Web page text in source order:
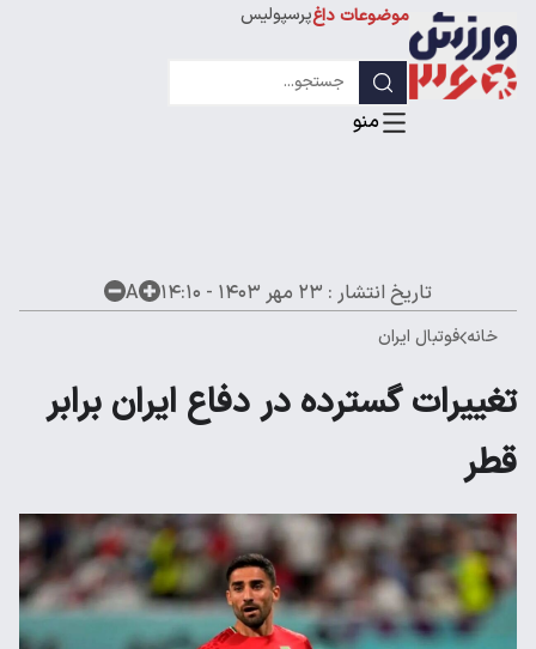
موضوعات داغپرسپولیس
لیگ قهرمانان
تاریخ انتشار : ۲۳ مهر ۱۴۰۳ - ۱۴:۱۰ A
خانه فوتبال ایران
تغییرات گسترده در دفاع ایران برابر
قطر